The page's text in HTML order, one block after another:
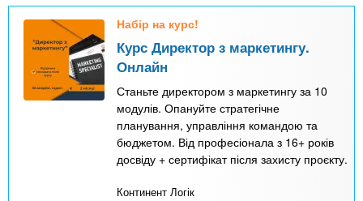
Набір на курс!
Курс Директор з маркетингу.
Онлайн
Станьте директором з маркетингу за 10
модулів. Опануйте стратегічне
планування, управління командою та
бюджетом. Від професіонала з 16+ років
досвіду + сертифікат після захисту проєкту.
Континент Логік